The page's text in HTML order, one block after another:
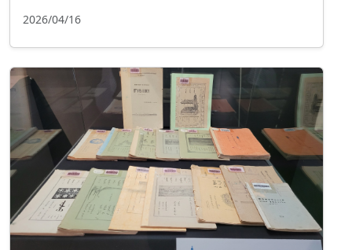
2026/04/16